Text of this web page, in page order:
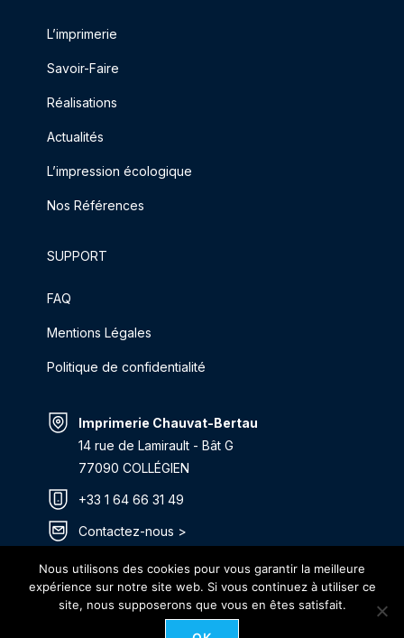
L’imprimerie
Savoir-Faire
Réalisations
Actualités
L’impression écologique
Nos Références
SUPPORT
FAQ
Mentions Légales
Politique de confidentialité
Imprimerie Chauvat-Bertau
14 rue de Lamirault - Bât G
77090 COLLÉGIEN
+33 1 64 66 31 49
Contactez-nous >
Itinéraire >
Nous utilisons des cookies pour vous garantir la meilleure
expérience sur notre site web. Si vous continuez à utiliser ce
site, nous supposerons que vous en êtes satisfait.